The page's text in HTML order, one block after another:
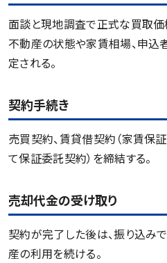
面談と現地調査で正式な買取価
不動産の状態や家賃相場、申込
定される。
契約手続き
売買契約、賃貸借契約（家賃保
て保証委託契約）を締結する。
売却代金の受け取り
契約が完了した後は、振り込み
産の利用を続ける。